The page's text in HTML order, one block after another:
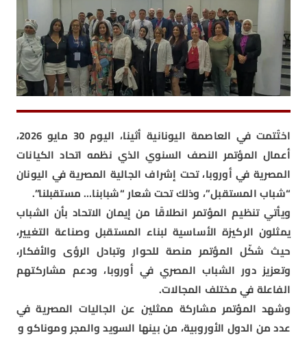
اختُتمت في العاصمة اليونانية أثينا، اليوم 30 مايو 2026،
أعمال المؤتمر النصف السنوي الذي نظمه اتحاد الكيانات
المصرية في أوروبا، تحت إشراف الجالية المصرية في اليونان
“شباب المستقبل”، وذلك تحت شعار “شبابنا… مستقبلنا”.
ويأتي تنظيم المؤتمر انطلاقًا من إيمان الاتحاد بأن الشباب
يمثلون الركيزة الأساسية لبناء المستقبل وصناعة التغيير،
حيث شكّل المؤتمر منصة للحوار وتبادل الرؤى والأفكار،
وتعزيز دور الشباب المصري في أوروبا، ودعم مشاركتهم
الفاعلة في مختلف المجالات.
وشهد المؤتمر مشاركة ممثلين عن الجاليات المصرية في
عدد من الدول الأوروبية، من بينها السويد والمجر وموناكو و